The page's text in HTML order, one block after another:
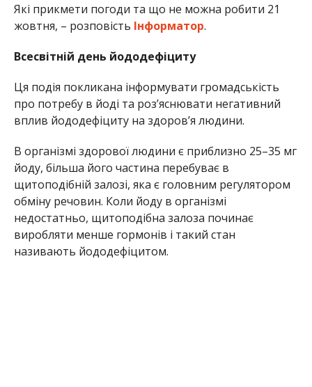
Які прикмети погоди та що не можна робити 21
жовтня, – розповість Інформатор.
Всесвітній день йододефіциту
Ця подія покликана інформувати громадськість
про потребу в йоді та роз’яснювати негативний
вплив йододефіциту на здоров’я людини.
В організмі здорової людини є приблизно 25–35 мг
йоду, більша його частина перебуває в
щитоподібній залозі, яка є головним регулятором
обміну речовин. Коли йоду в організмі
недостатньо, щитоподібна залоза починає
виробляти менше гормонів і такий стан
називають йододефіцитом.